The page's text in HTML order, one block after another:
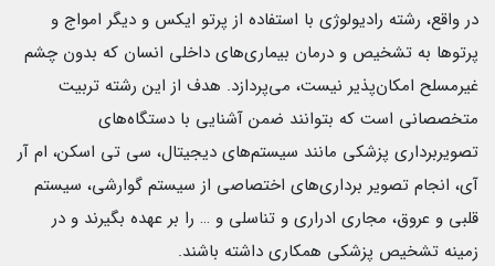
در واقع، رشته رادیولوژی با استفاده از پرتو ایکس و دیگر امواج و
پرتوها به تشخیص و درمان بیماری‌های داخلی انسان که بدون چشم
غیرمسلح امکان‌پذیر نیست، می‌پردازد. هدف از این رشته تربیت
متخصصانی است که بتوانند ضمن آشنایی با دستگاه‌های
تصویربرداری پزشکی مانند سیستم‌های دیجیتال، سی تی اسکن، ام آر
آی، انجام تصویر برداری‌های اختصاصی از سیستم گوارشی، سیستم
قلبی و عروق، مجاری ادراری و تناسلی و … را بر عهده بگیرند و در
زمینه تشخیص پزشکی همکاری داشته باشند.